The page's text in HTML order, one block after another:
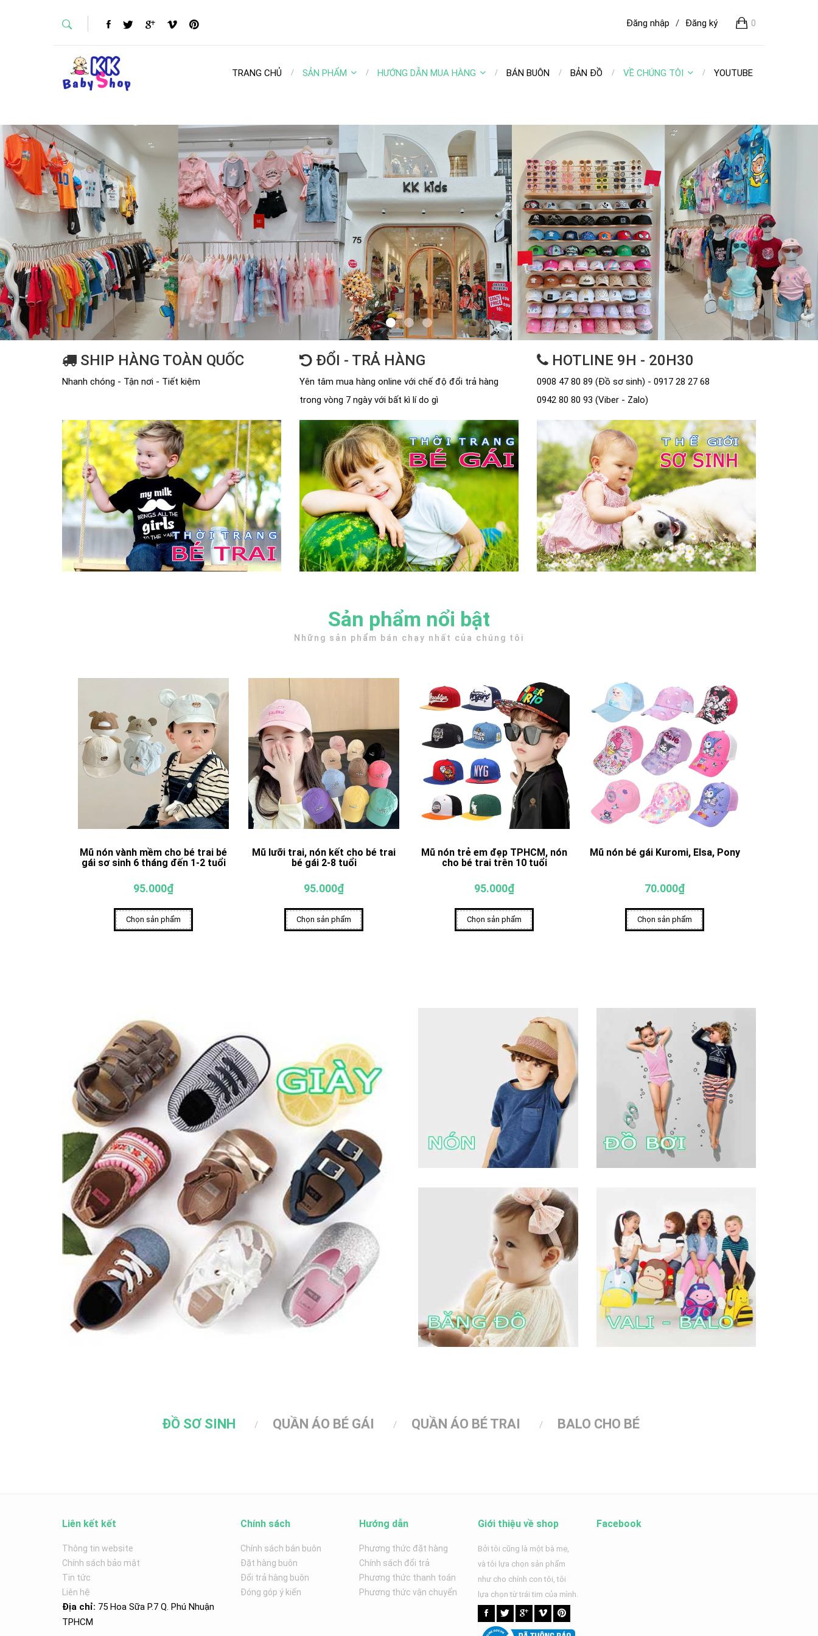
0
Đăng ký
/
Đăng nhập
TRANG CHỦ SẢN PHẨM HƯỚNG DẪN MUA HÀNG BÁN BUÔN BẢN ĐỒ VỀ CHÚNG TÔI YOUTUBE
SHIP HÀNG TOÀN QUỐC
Nhanh chóng - Tận nơi - Tiết kiệm
ĐỔI - TRẢ HÀNG
Yên tâm mua hàng online với chế độ đổi trả hàng
trong vòng 7 ngày với bất kì lí do gì
HOTLINE 9H - 20H30
0908 47 80 89 (Đồ sơ sinh) - 0917 28 27 68
0942 80 80 93 (Viber - Zalo)
Sản phẩm nổi bật
Những sản phẩm bán chạy nhất của chúng tôi
Mũ nón vành mềm cho bé trai bé
gái sơ sinh 6 tháng đến 1-2 tuổi
95.000₫
Chọn sản phẩm
Mũ lưỡi trai, nón kết cho bé trai
bé gái 2-8 tuổi
95.000₫
Chọn sản phẩm
Mũ nón trẻ em đẹp TPHCM, nón
cho bé trai trên 10 tuổi
95.000₫
Chọn sản phẩm
Mũ nón bé gái Kuromi, Elsa, Pony
70.000₫
Chọn sản phẩm
ĐỒ SƠ SINH QUẦN ÁO BÉ GÁI QUẦN ÁO BÉ TRAI BALO CHO BÉ
Liên kết kết
Thông tin website
Chính sách bảo mật
Tin tức
Liên hệ
Địa chỉ: 75 Hoa Sữa P.7 Q. Phú Nhuận
TPHCM
Chính sách
Chính sách bán buôn
Đặt hàng buôn
Đổi trả hàng buôn
Đóng góp ý kiến
Hướng dẫn
Phương thức đặt hàng
Chính sách đổi trả
Phương thức thanh toán
Phương thức vận chuyển
Giới thiệu về shop
Bởi tôi cũng là một bà mẹ,
và tôi lựa chọn sản phẩm
như cho chính con tôi, tôi
lựa chọn từ trái tim của mình.
Facebook